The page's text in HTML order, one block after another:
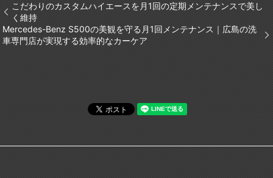
こだわりのカスタムハイエースを月1回の定期メンテナンスで美し
く維持
Mercedes-Benz S500の美観を守る月1回メンテナンス｜広島の洗
車専門店が実現する効率的なカーケア